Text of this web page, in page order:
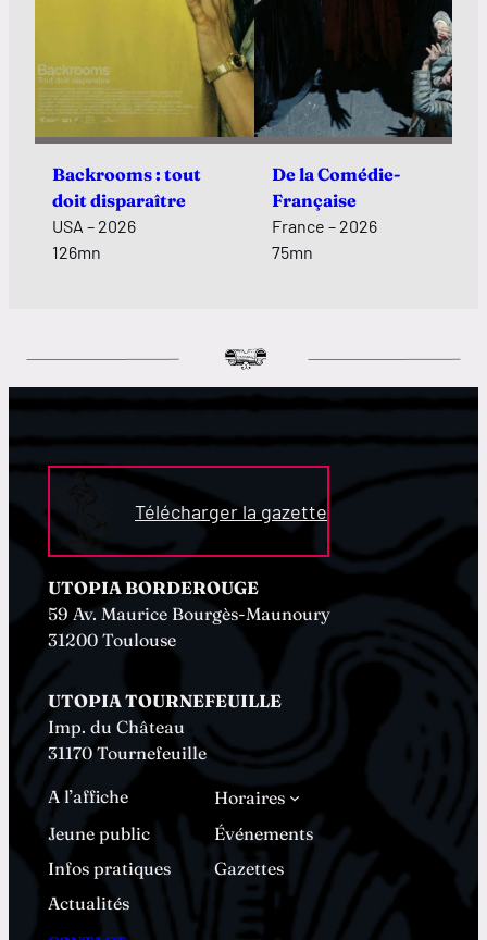
Backrooms : tout
doit disparaître
USA – 2026
126mn
De la Comédie-
Française
France – 2026
75mn
Télécharger la gazette
UTOPIA BORDEROUGE
59 Av. Maurice Bourgès-Maunoury
31200 Toulouse
UTOPIA TOURNEFEUILLE
Imp. du Château
31170 Tournefeuille
A l’affiche
Horaires
Jeune public
Événements
Infos pratiques
Gazettes
Actualités